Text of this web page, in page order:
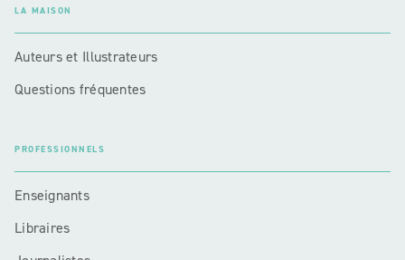
LA MAISON
Auteurs et Illustrateurs
Questions fréquentes
PROFESSIONNELS
Enseignants
Libraires